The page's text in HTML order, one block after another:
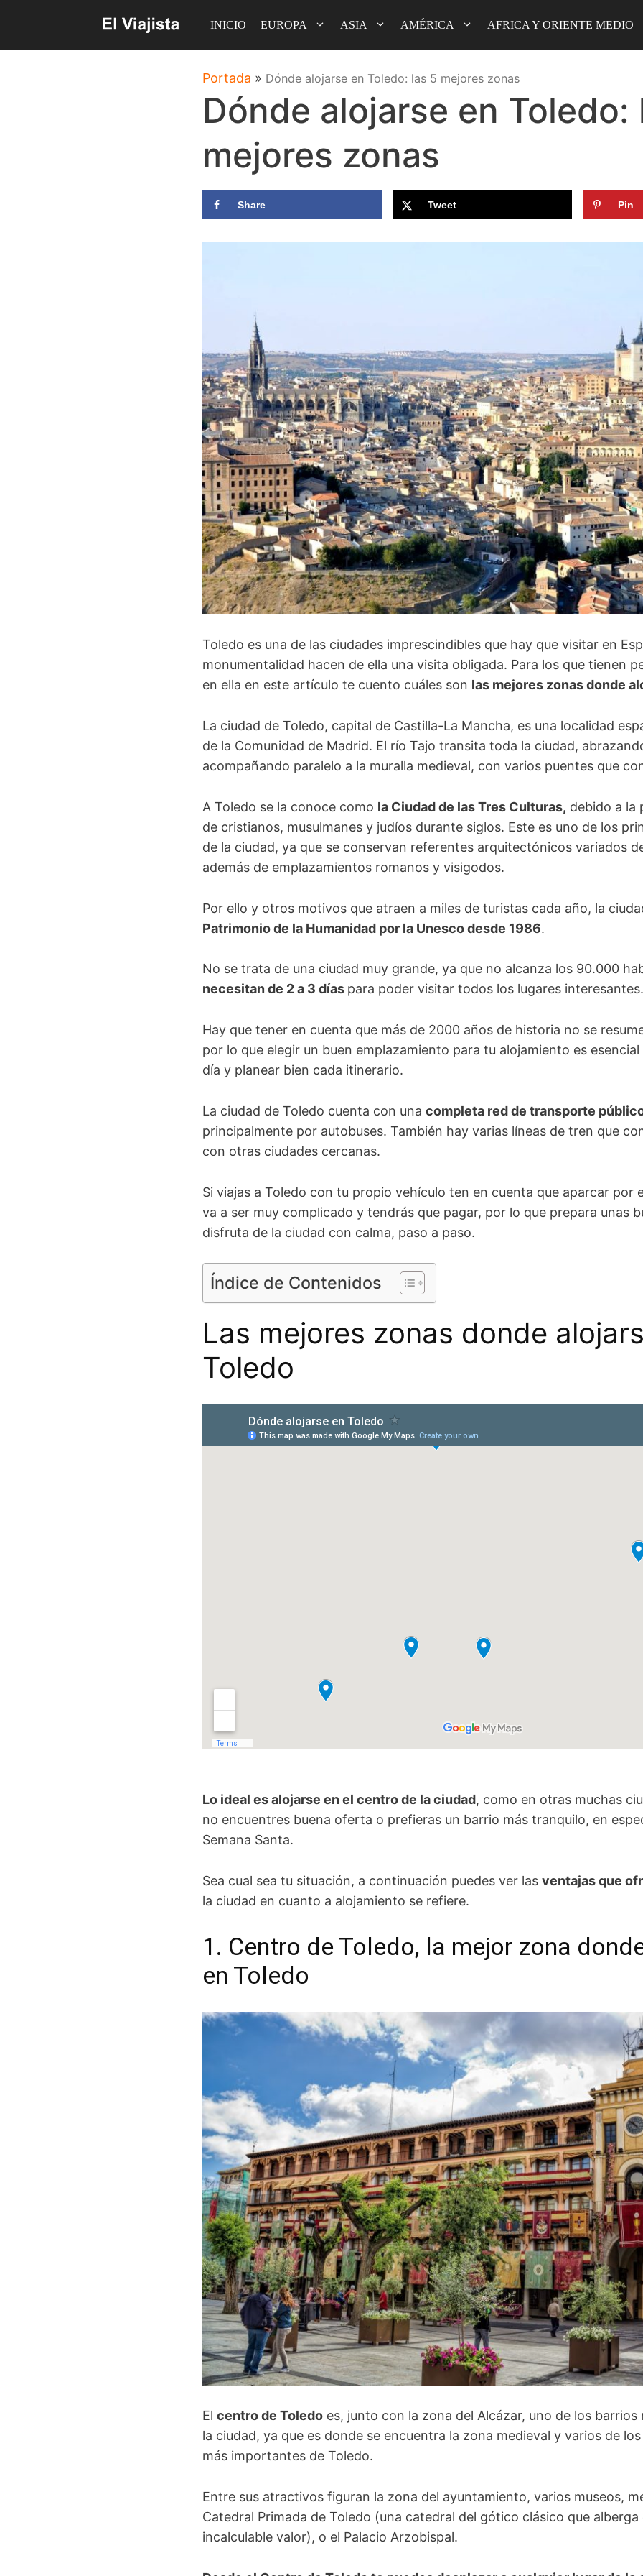
contenido
INICIO EUROPA ASIA AMÉRICA AFRICA Y ORIENTE MEDIO
Portada » Dónde alojarse en Toledo: las 5 mejores zonas
Dónde alojarse en Toledo:
mejores zonas
Share Tweet Pin
Toledo es una de las ciudades imprescindibles que hay que visitar en
monumentalidad hacen de ella una visita obligada. Para los que tienen
en ella en este artículo te cuento cuáles son las mejores zonas donde
La ciudad de Toledo, capital de Castilla-La Mancha, es una localidad
de la Comunidad de Madrid. El río Tajo transita toda la ciudad,
acompañando paralelo a la muralla medieval, con varios puentes que
A Toledo se la conoce como la Ciudad de las Tres Culturas, debido a la
de cristianos, musulmanes y judíos durante siglos. Este es uno de los
de la ciudad, ya que se conservan referentes arquitectónicos variados
además de emplazamientos romanos y visigodos.
Por ello y otros motivos que atraen a miles de turistas cada año, la
Patrimonio de la Humanidad por la Unesco desde 1986.
No se trata de una ciudad muy grande, ya que no alcanza los 90.000
necesitan de 2 a 3 días para poder visitar todos los lugares interesantes.
Hay que tener en cuenta que más de 2000 años de historia no se
por lo que elegir un buen emplazamiento para tu alojamiento es
día y planear bien cada itinerario.
La ciudad de Toledo cuenta con una completa red de transporte
principalmente por autobuses. También hay varias líneas de tren que
con otras ciudades cercanas.
Si viajas a Toledo con tu propio vehículo ten en cuenta que aparcar por
va a ser muy complicado y tendrás que pagar, por lo que prepara unas
disfruta de la ciudad con calma, paso a paso.
Índice de Contenidos
Las mejores zonas donde
Toledo
Lo ideal es alojarse en el centro de la ciudad, como en otras muchas
no encuentres buena oferta o prefieras un barrio más tranquilo, en
Semana Santa.
Sea cual sea tu situación, a continuación puedes ver las ventajas que
la ciudad en cuanto a alojamiento se refiere.
1. Centro de Toledo, la mejor zona
en Toledo
El centro de Toledo es, junto con la zona del Alcázar, uno de los
la ciudad, ya que es donde se encuentra la zona medieval y varios de
más importantes de Toledo.
Entre sus atractivos figuran la zona del ayuntamiento, varios museos,
Catedral Primada de Toledo (una catedral del gótico clásico que alberga
incalculable valor), o el Palacio Arzobispal.